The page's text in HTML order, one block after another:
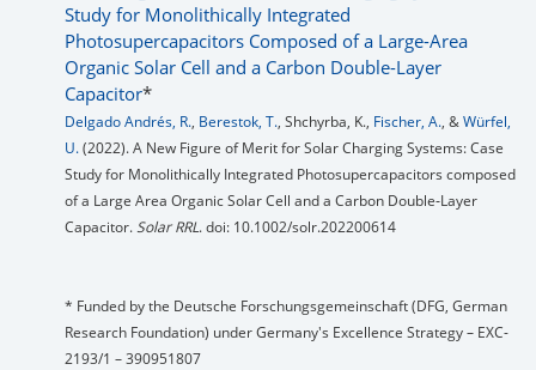
Study for Monolithically Integrated
Photosupercapacitors Composed of a Large-Area
Organic Solar Cell and a Carbon Double-Layer
Capacitor*
Delgado Andrés, R., Berestok, T., Shchyrba, K., Fischer, A., &Würfel,
U.(2022). A New Figure of Merit for Solar Charging Systems: Case
Study for Monolithically Integrated Photosupercapacitors composed
of a Large Area Organic Solar Cell and a Carbon Double‐Layer
Capacitor.Solar RRL. doi: 10.1002/solr.202200614
* Funded by the Deutsche Forschungsgemeinschaft (DFG, German
Research Foundation) under Germany's Excellence Strategy – EXC-
2193/1 – 390951807